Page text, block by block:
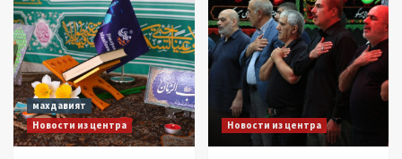
махдавият
Новости из центра
Новости из центра